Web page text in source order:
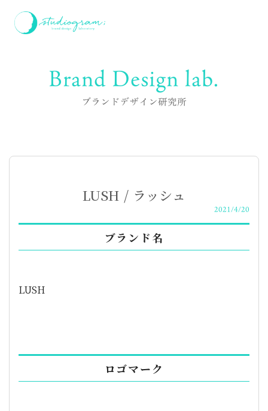
Brand Design lab.
ブランドデザイン研究所
LUSH / ラッシュ
2021/4/20
ブランド名
LUSH
ロゴマーク